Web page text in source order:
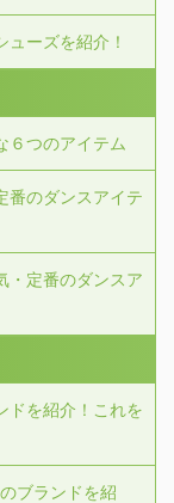
ーズを紹介！
６つのアイテム
番のダンスアイテ
・定番のダンスア
ドを紹介！これを
ブランドを紹